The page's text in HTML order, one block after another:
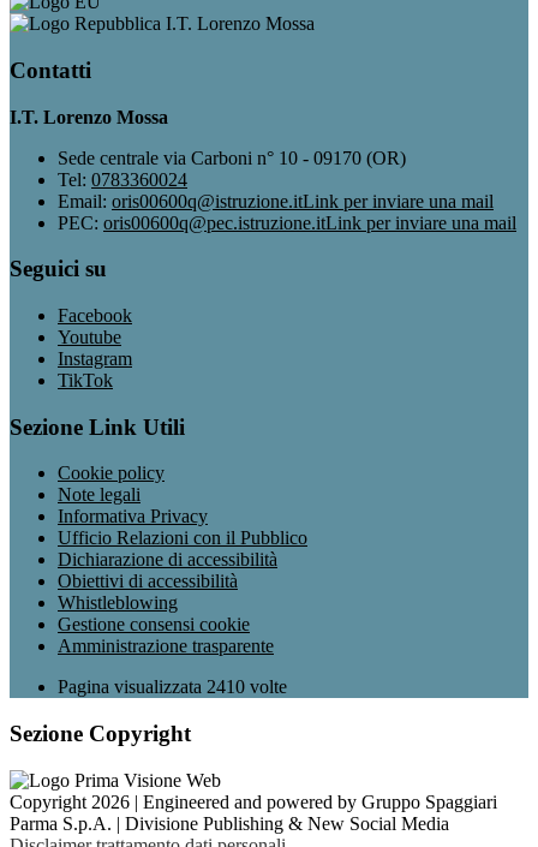
I.T. Lorenzo Mossa
Contatti
I.T. Lorenzo Mossa
Sede centrale via Carboni n° 10 - 09170 (OR)
Tel: 0783360024
Email: oris00600q@istruzione.itLink per inviare una mail
PEC: oris00600q@pec.istruzione.itLink per inviare una mail
Seguici su
Facebook
Youtube
Instagram
TikTok
Sezione Link Utili
Cookie policy
Note legali
Informativa Privacy
Ufficio Relazioni con il Pubblico
Dichiarazione di accessibilità
Obiettivi di accessibilità
Whistleblowing
Gestione consensi cookie
Amministrazione trasparente
Pagina visualizzata 2410 volte
Sezione Copyright
Copyright 2026 | Engineered and powered by Gruppo Spaggiari
Parma S.p.A. | Divisione Publishing & New Social Media